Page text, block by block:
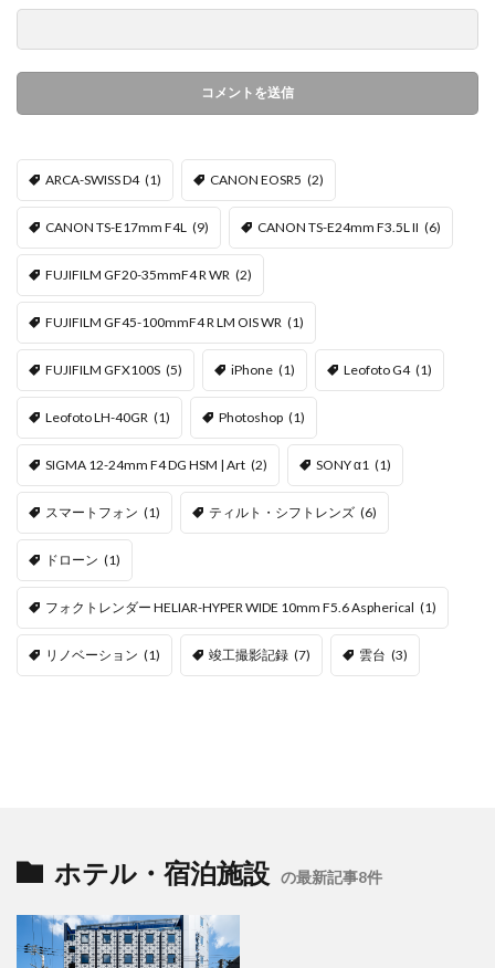
ARCA-SWISS D4 (1) CANON EOSR5 (2)
CANON TS-E17mm F4L (9) CANON TS-E24mm F3.5L II (6)
FUJIFILM GF20-35mmF4 R WR (2)
FUJIFILM GF45-100mmF4 R LM OIS WR (1)
FUJIFILM GFX100S (5) iPhone (1) Leofoto G4 (1)
Leofoto LH-40GR (1) Photoshop (1)
SIGMA 12-24mm F4 DG HSM | Art (2) SONY α1 (1)
スマートフォン (1) ティルト・シフトレンズ (6)
ドローン (1)
フォクトレンダー HELIAR-HYPER WIDE 10mm F5.6 Aspherical (1)
リノベーション (1) 竣工撮影記録 (7) 雲台 (3)
ホテル・宿泊施設 の最新記事8件